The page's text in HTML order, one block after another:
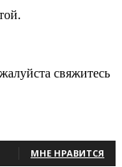
свяжитесь
МНЕ НРАВИТСЯ